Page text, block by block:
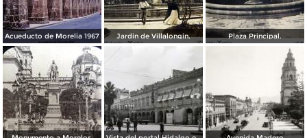
Acueducto de Morelia 1967 Jardin de Villalongin. Plaza Principal.